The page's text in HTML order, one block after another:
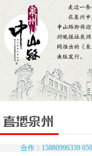
合作：15880996339